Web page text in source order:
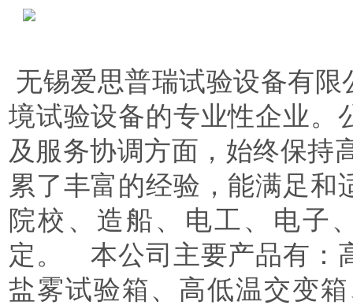
无锡爱思普瑞试验设备有
境试验设备的专业性企业。
及服务协调方面，始终保持
累了丰富的经验，能满足和
院校、造船、电工、电子
定。 本公司主要产品有：
盐雾试验箱、高低温交变